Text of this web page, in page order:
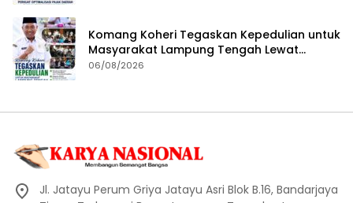
Komang Koheri Tegaskan Kepedulian untuk
Masyarakat Lampung Tengah Lewat
Penyaluran Bantuan Disabilitas
06/08/2026
Jl. Jatayu Perum Griya Jatayu Asri Blok B.16, Bandarjaya